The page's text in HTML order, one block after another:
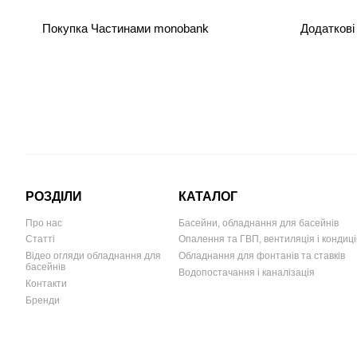
Покупка Частинами monobank
РОЗДІЛИ
Про нас
Статті
Відео огляди обладнання для
басейнів
Контакти
Бренди
КАТАЛОГ
Басейни, обладнання для басейнів
Опалення та ГВП, вентиляція і
Обладнання для фонтанів та ставків
Водопостачання і каналізація